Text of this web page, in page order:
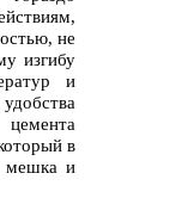
не
изгибу
и
в
мешка и